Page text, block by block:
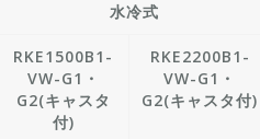
水冷式
RKE1500B1-
VW-G1・
G2(キャスタ
付)
RKE2200B1-
VW-G1・
G2(キャスタ付)